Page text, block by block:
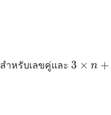
สำหรับเลขคู่และ